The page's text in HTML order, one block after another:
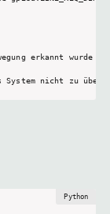
erkannt wurde